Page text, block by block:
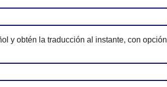
y obtén la traducción al instante, con opción